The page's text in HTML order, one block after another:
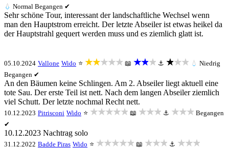
💧 Normal Begangen ✔
Sehr schöne Tour, interessant der landschaftliche Wechsel wenn
man den Hauptstrom erreicht. Der letzte Abseiler ist etwas heikel da
der Hauptstrahl gequert werden muss und es ziemlich glatt ist.
05.10.2024 Vallone Wido ⭐ ★★★★★ 📖 ★★★ ⚓ ★★★ 💧 Niedrig
Begangen ✔
An den Bäumen keine Schlingen. Am 2. Abseiler liegt aktuell eine
tote Sau. Der erste Teil ist nett. Nach dem langen Abseiler ziemlich
viel Schutt. Der letzte nochmal Recht nett.
10.12.2023 Pitrisconi Wido ⭐ ★★★★★ 📖 ★★★ ⚓ ★★★ Begangen
✔
10.12.2023 Nachtrag solo
31.12.2022 Badde Piras Wido ⭐ ★★★★★ 📖 ★★★ ⚓ ★★★